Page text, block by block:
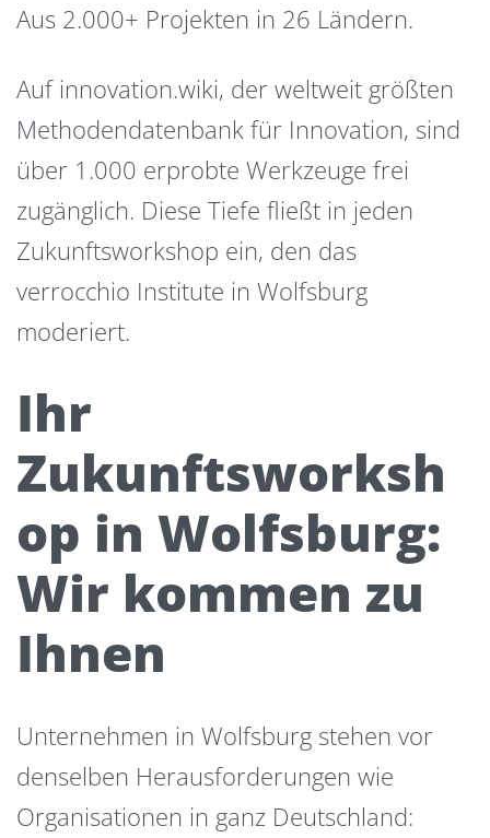
Aus 2.000+ Projekten in 26 Ländern.
Auf innovation.wiki, der weltweit größten
Methodendatenbank für Innovation, sind
über 1.000 erprobte Werkzeuge frei
zugänglich. Diese Tiefe fließt in jeden
Zukunftsworkshop ein, den das
verrocchio Institute in Wolfsburg
moderiert.
Ihr
Zukunftsworksh
op in Wolfsburg:
Wir kommen zu
Ihnen
Unternehmen in Wolfsburg stehen vor
denselben Herausforderungen wie
Organisationen in ganz Deutschland: